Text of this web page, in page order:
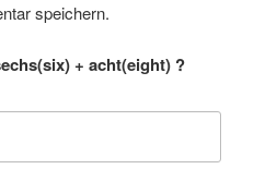
speichern.
+ acht(eight) ?